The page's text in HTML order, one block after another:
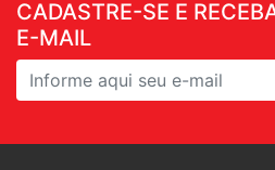
CADASTRE-SE E
E-MAIL